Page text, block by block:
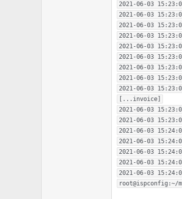
2021-06-03
2021-06-03
2021-06-03
2021-06-03
2021-06-03
2021-06-03
2021-06-03
2021-06-03
2021-06-03
[...invoice]
2021-06-03
2021-06-03
2021-06-03
2021-06-03
2021-06-03
2021-06-03
2021-06-03